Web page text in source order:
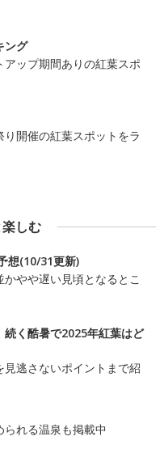
ング
ップ期間ありの紅葉スポ
開催の紅葉スポットをラ
しむ
想(10/31更新)
やや遅い見頃となるとこ
続く酷暑で2025年紅葉はど
逃さないポイントまで紹
れる温泉も掲載中